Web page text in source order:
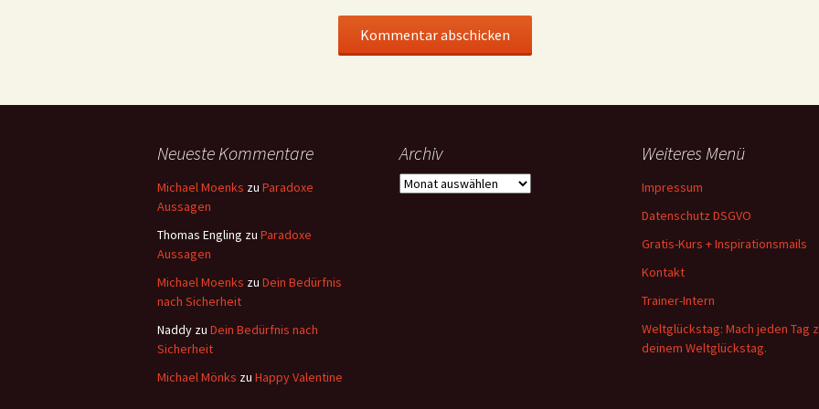
Neueste Kommentare
Michael Moenks zu Paradoxe
Aussagen
Thomas Engling zu Paradoxe
Aussagen
Michael Moenks zu Dein Bedürfnis
nach Sicherheit
Naddy zu Dein Bedürfnis nach
Sicherheit
Michael Mönks zu Happy Valentine
Archiv
Archiv
Weiteres Menü
Impressum
Datenschutz DSGVO
Gratis-Kurs + Inspirationsmails
Kontakt
Trainer-Intern
Weltglückstag: Mach jeden Tag
deinem Weltglückstag.